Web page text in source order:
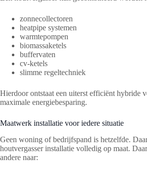
zonnecollectoren
heatpipe systemen
warmtepompen
biomassaketels
buffervaten
cv-ketels
slimme regeltechniek
Hierdoor ontstaat een uiterst efficiënt hybride
maximale energiebesparing.
Maatwerk installatie voor iedere situatie
Geen woning of bedrijfspand is hetzelfde.
houtvergasser installatie volledig op maat.
andere naar: